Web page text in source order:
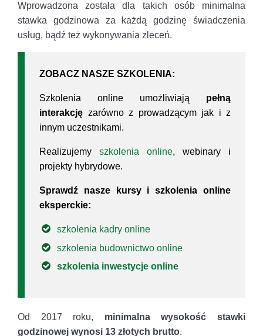
Wprowadzona została dla takich osób minimalna
stawka godzinowa za każdą godzinę świadczenia
usług, bądź też wykonywania zleceń.
ZOBACZ NASZE SZKOLENIA:
Szkolenia online umożliwiają pełną
interakcję zarówno z prowadzącym jak i z
innym uczestnikami.
Realizujemy szkolenia online, webinary i
projekty hybrydowe.
Sprawdź nasze kursy i szkolenia online
eksperckie:
szkolenia kadry online
szkolenia budownictwo online
szkolenia inwestycje online
Od 2017 roku, minimalna wysokość stawki
godzinowej wynosi 13 złotych brutto.